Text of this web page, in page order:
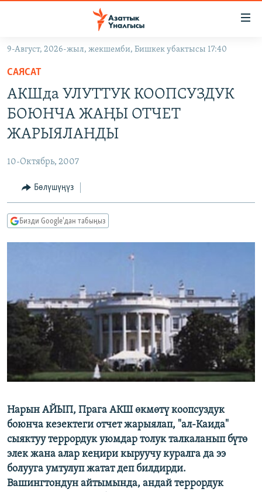
Навигацияга
өтүңүз
Издөөгө
салыңыз
САЯСАТ
МАДАНИЯТ
ДҮЙНӨ
ДҮЙНӨ
УКРАИНА
ТВ ПРОГРАММАЛАР
БҮГҮН АЗАТТЫКТА
АЗАТТЫК+
ЫҢГАЙСЫЗ СУРООЛОР
ПОДКАСТ
Русский
ЭЕ/АРнун бардык сайттары
9-Август, 2026-жыл, жекшемби, Бишкек убактысы 17:40
САЯСАТ
АКШда УЛУТТУК КООПСУЗДУК
БОЮНЧА ЖАҢЫ ОТЧЕТ
ЖАРЫЯЛАНДЫ
10-Октябрь, 2007
Бөлүшүңүз
Бизди Google'дан табыңыз
Нарын АЙЫП, Прага АКШ өкмөтү коопсуздук
боюнча кезектеги отчет жарыялап, "ал-Каида"
сыяктуу террордук уюмдар толук талкаланып бүтө
элек жана алар кеңири кыруучу куралга да ээ
болууга умтулуп жатат деп билдирди.
Вашингтондун айтымында, андай террордук